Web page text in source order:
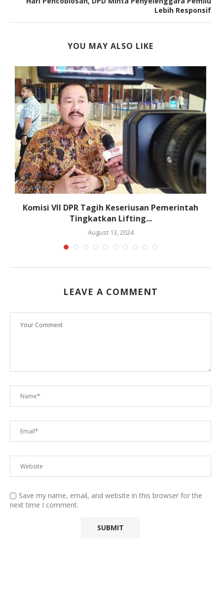
Lebih Responsif
YOU MAY ALSO LIKE
Komisi VII DPR Tagih Keseriusan Pemerintah
Tingkatkan Lifting...
August 13, 2024
LEAVE A COMMENT
Save my name, email, and website in this browser for the
next time I comment.